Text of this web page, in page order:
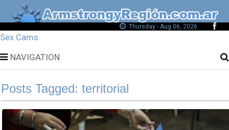
Thursday - Aug 06, 2026
Sex Cams
NAVIGATION
Posts Tagged: territorial